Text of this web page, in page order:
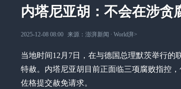
内塔尼亚胡：不会在涉贪
2025-12-08 08:00 来源： 澎湃新闻 ∙ World湃>
当地时间12月7日，在与德国总理默茨举行
特赦。内塔尼亚胡目前正面临三项腐败指控
佐格提交赦免请求。